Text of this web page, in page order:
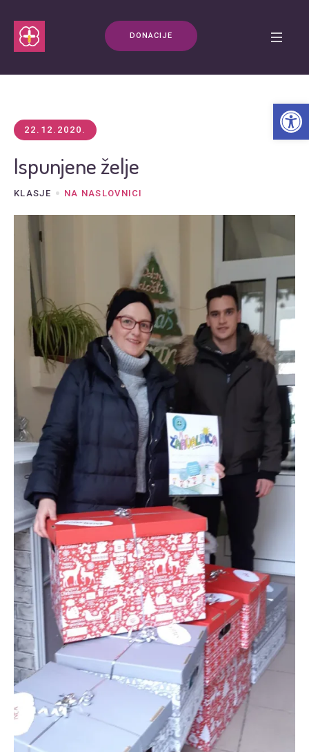
DONACIJE
22.12.2020.
Ispunjene želje
KLASJE NA NASLOVNICI